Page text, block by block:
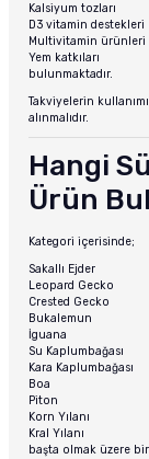
Kalsiyum tozları
D3 vitamin destekleri
Multivitamin ürünleri
Yem katkıları
bulunmaktadır.
Takviyelerin
alınmalıdır.
Hangi
Ürün
Kategori içerisinde;
Sakallı Ejder
Leopard Gecko
Crested Gecko
Bukalemun
İguana
Su Kaplumbağası
Kara Kaplumbağası
Boa
Piton
Korn Yılanı
Kral Yılanı
başta olmak üzere